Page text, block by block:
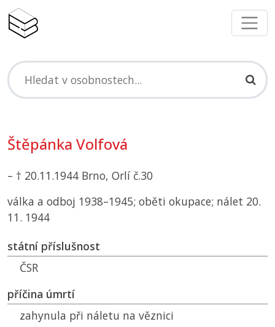
Štěpánka Volfová
– † 20.11.1944 Brno, Orlí č.30
válka a odboj 1938–1945; oběti okupace; nálet 20.
11. 1944
státní příslušnost
ČSR
příčina úmrtí
zahynula při náletu na věznici